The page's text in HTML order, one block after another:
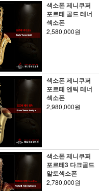
색소폰 제니쿠퍼
포르테 골드 테너
섹소폰
2,580,000원
색소폰 제니쿠퍼
포르테 엔틱 테너
섹소폰
2,980,000원
색소폰 제니쿠퍼
포르테3 다크골드
알토섹소폰
2,780,000원